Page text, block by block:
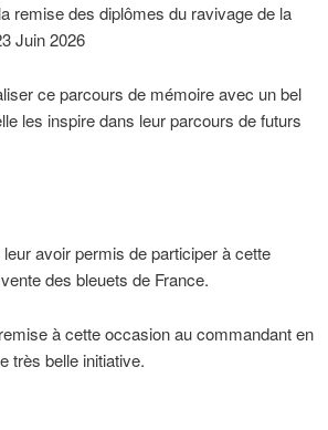
remise des diplômes du ravivage de la
Juin 2026
ce parcours de mémoire avec un bel
les inspire dans leur parcours de futurs
avoir permis de participer à cette
des bleuets de France.
à cette occasion au commandant en
très belle initiative.